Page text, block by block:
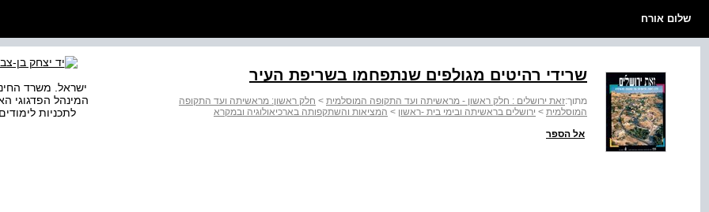
שלום אורח
שרידי רהיטים מגולפים שנתפחמו בשריפת העיר
מתוך:זאת ירושלים : חלק ראשון - מראשיתה ועד התקופה המוסלמית > חלק ראשון: מראשיתה ועד התקופה
המוסלמית > ירושלים בראשיתה ובימי בית -ראשון > המציאות והשתקפותה בארכיאולוגיה ובמקרא
אל הספר
ישראל. משרד
המינהל הפדגוגי
לתכניות לימודים